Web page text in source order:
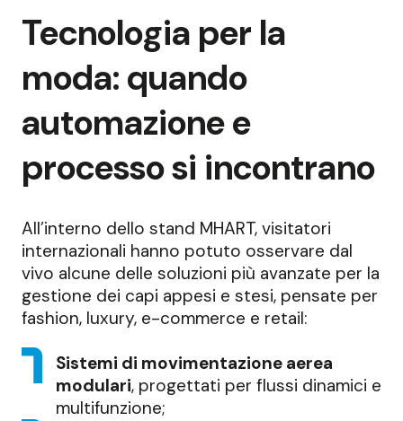
Tecnologia per la
moda: quando
automazione e
processo si incontrano
All’interno dello stand MHART, visitatori
internazionali hanno potuto osservare dal
vivo alcune delle soluzioni più avanzate per la
gestione dei capi appesi e stesi, pensate per
fashion, luxury, e-commerce e retail:
Sistemi di movimentazione aerea
modulari, progettati per flussi dinamici e
multifunzione;